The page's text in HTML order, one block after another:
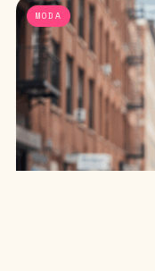
MODA